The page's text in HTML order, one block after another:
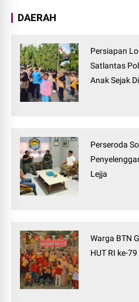
DAERAH
Persiapan
Satlantas
Anak Sejak
Perseroda
Lejja
Warga BTN
HUT RI ke-